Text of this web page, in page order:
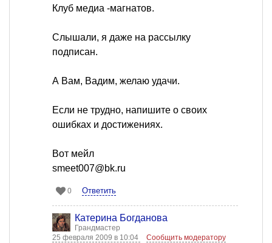
Клуб медиа -магнатов.
Слышали, я даже на рассылку
подписан.
А Вам, Вадим, желаю удачи.
Если не трудно, напишите о своих
ошибках и достижениях.
Вот мейл
smeet007@bk.ru
0 Ответить
Катерина Богданова
Грандмастер
25 февраля 2009 в 10:04
Сообщить модератору